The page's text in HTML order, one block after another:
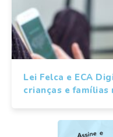
Lei Felca e ECA
crianças e famílias